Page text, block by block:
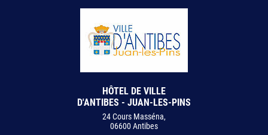
HÔTEL DE VILLE
D'ANTIBES - JUAN-LES-PINS
24 Cours Masséna,
06600 Antibes